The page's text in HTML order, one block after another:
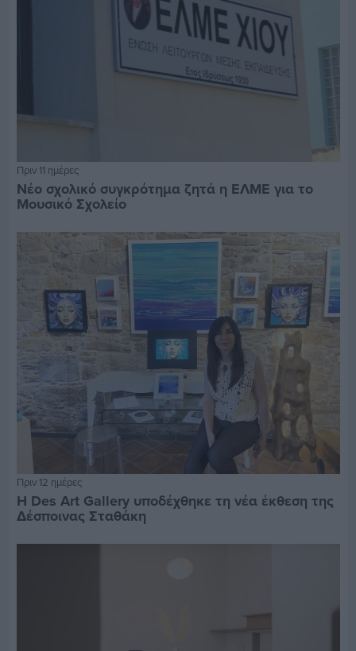
Πριν 11 ημέρες
Νέο σχολικό συγκρότημα ζητά η ΕΛΜΕ για το
Μουσικό Σχολείο
Πριν 12 ημέρες
Η Des Art Gallery υποδέχθηκε τη νέα έκθεση της
Δέσποινας Σταθάκη